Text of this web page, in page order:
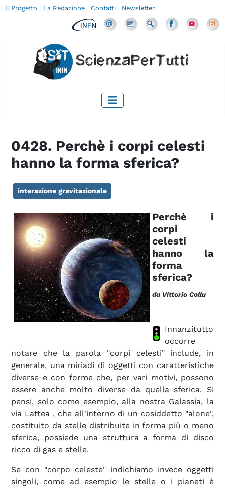
Il Progetto La Redazione Contatti Newsletter
0428. Perchè i corpi celesti
hanno la forma sferica?
interazione gravitazionale
Perchè i
corpi
celesti
hanno la
forma
sferica?
da Vittorio Collu
Innanzitutto
occorre
notare che la parola "corpi celesti" include, in
generale, una miriadi di oggetti con caratteristiche
diverse e con forme che, per vari motivi, possono
essere anche molto diverse da quella sferica. Si
pensi, solo come esempio, alla nostra Galassia, la
via Lattea , che all'interno di un cosiddetto "alone",
costituito da stelle distribuite in forma più o meno
sferica, possiede una struttura a forma di disco
ricco di gas e stelle.
Se con "corpo celeste" indichiamo invece oggetti
singoli, come ad esempio le stelle o i pianeti è